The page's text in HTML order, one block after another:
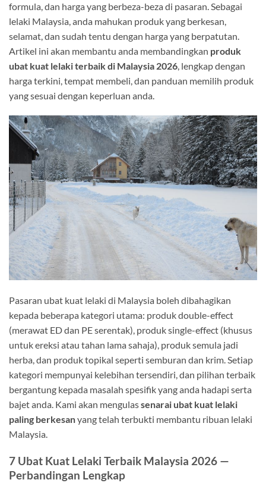
formula, dan harga yang berbeza-beza di pasaran. Sebagai
lelaki Malaysia, anda mahukan produk yang berkesan,
selamat, dan sudah tentu dengan harga yang berpatutan.
Artikel ini akan membantu anda membandingkan produk
ubat kuat lelaki terbaik di Malaysia 2026, lengkap dengan
harga terkini, tempat membeli, dan panduan memilih produk
yang sesuai dengan keperluan anda.
Pasaran ubat kuat lelaki di Malaysia boleh dibahagikan
kepada beberapa kategori utama: produk double-effect
(merawat ED dan PE serentak), produk single-effect (khusus
untuk ereksi atau tahan lama sahaja), produk semula jadi
herba, dan produk topikal seperti semburan dan krim. Setiap
kategori mempunyai kelebihan tersendiri, dan pilihan terbaik
bergantung kepada masalah spesifik yang anda hadapi serta
bajet anda. Kami akan mengulassenarai ubat kuat lelaki
paling berkesanyang telah terbukti membantu ribuan lelaki
Malaysia.
7 Ubat Kuat Lelaki Terbaik Malaysia 2026 —
Perbandingan Lengkap